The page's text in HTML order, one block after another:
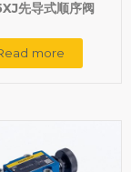
先导式顺序阀
more